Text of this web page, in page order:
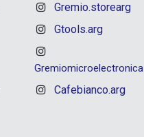
Gremio.storearg
Gtools.arg
Gremiomicroelectronica
Cafebianco.arg